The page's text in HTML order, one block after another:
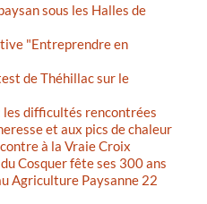
sous les Halles de
"Entreprendre en
de Théhillac sur le
les difficultés rencontrées
et aux pics de chaleur
à la Vraie Croix
Cosquer fête ses 300 ans
Agriculture Paysanne 22